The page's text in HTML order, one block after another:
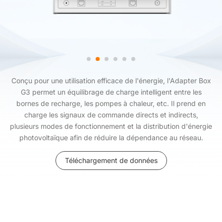
Conçu pour une utilisation efficace de l'énergie, l'Adapter Box
G3 permet un équilibrage de charge intelligent entre les
bornes de recharge, les pompes à chaleur, etc. Il prend en
charge les signaux de commande directs et indirects,
plusieurs modes de fonctionnement et la distribution d'énergie
photovoltaïque afin de réduire la dépendance au réseau.
Téléchargement de données